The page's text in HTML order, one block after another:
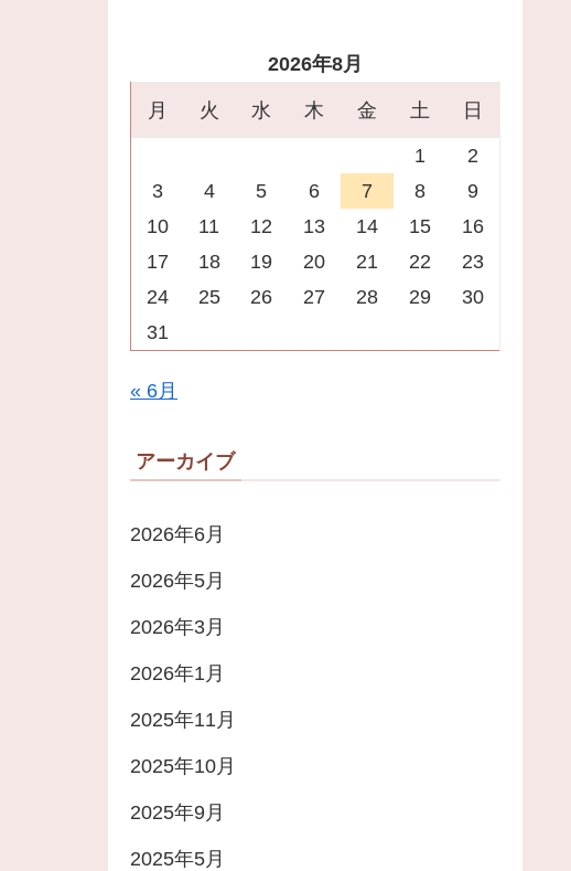
2026年8月
月 火 水 木 金 土 日
1
2
3
4 5 6 7 8
9
10
11 12 13 14 15
16
17
18 19 20 21 22
23
24
25 26 27 28 29
30
31
« 6月
アーカイブ
2026年6月
2026年5月
2026年3月
2026年1月
2025年11月
2025年10月
2025年9月
2025年5月